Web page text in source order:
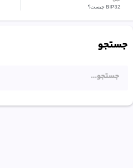
BIP32 چیست؟
جستجو